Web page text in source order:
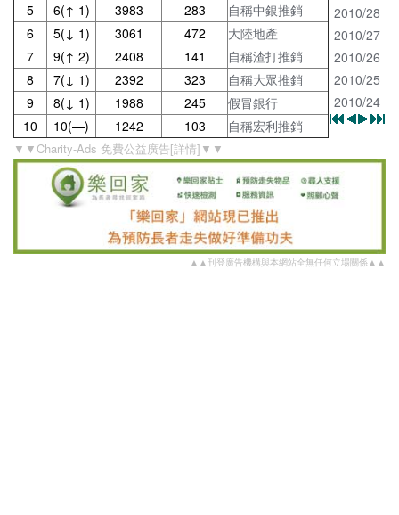
5
6(↑ 1) 3983 283
自稱中銀推銷
6
5(↓ 1) 3061 472
大陸地產
7
9(↑ 2) 2408 141
自稱渣打推銷
8
7(↓ 1) 2392 323
自稱大眾推銷
9
8(↓ 1) 1988 245
假冒銀行
10
10(—) 1242 103 自稱宏利推銷
2010/28
2010/27
2010/26
2010/25
2010/24
▼▼Charity-Ads 免費公益廣告[詳情]▼▼
▲▲刊登廣告機構與本網站全無任何立場關係▲▲